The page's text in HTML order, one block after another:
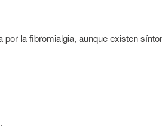
la fibromialgia, aunque existen